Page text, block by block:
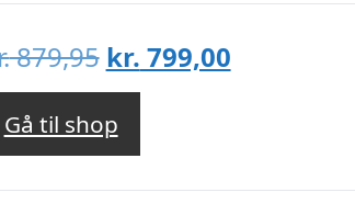
879,95 Den
oprindelige
pris
var:
kr. 879,95.
kr. 799,00Den
kr. 799,00.
Gå til shop